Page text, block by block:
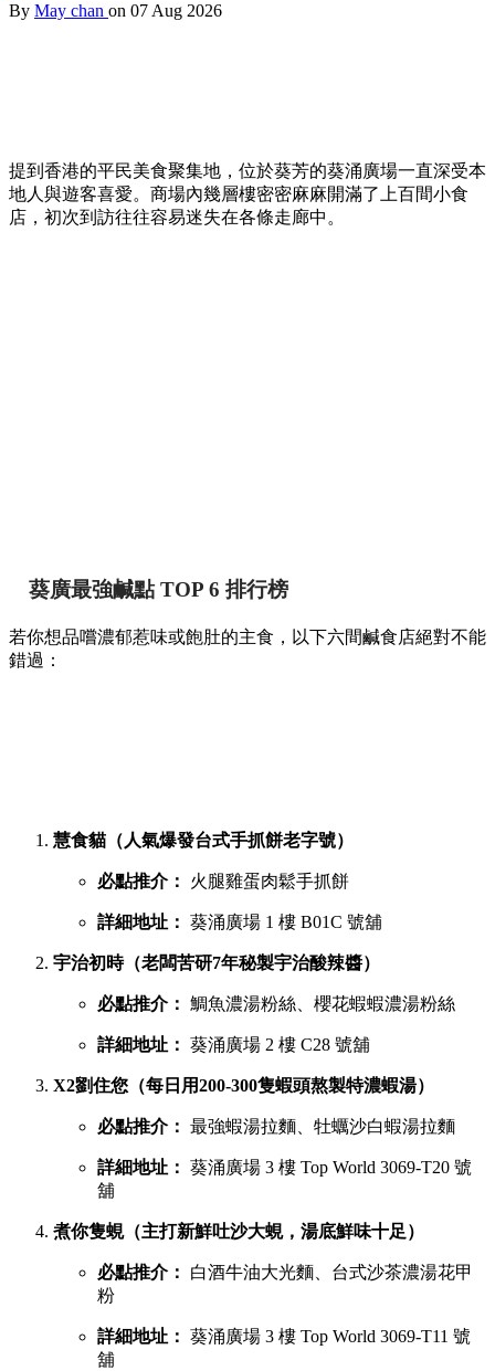
By May chan on 07 Aug 2026
提到香港的平民美食聚集地，位於葵芳的葵涌廣場一直深受本
地人與遊客喜愛。商場內幾層樓密密麻麻開滿了上百間小食
店，初次到訪往往容易迷失在各條走廊中。
葵廣最強鹹點 TOP 6 排行榜
若你想品嚐濃郁惹味或飽肚的主食，以下六間鹹食店絕對不能
錯過：
慧食貓（人氣爆發台式手抓餅老字號）
必點推介： 火腿雞蛋肉鬆手抓餅
詳細地址： 葵涌廣場 1 樓 B01C 號舖
宇治初時（老闆苦研7年秘製宇治酸辣醬）
必點推介： 鯛魚濃湯粉絲、櫻花蝦蝦濃湯粉絲
詳細地址： 葵涌廣場 2 樓 C28 號舖
X2劉住您（每日用200-300隻蝦頭熬製特濃蝦湯）
必點推介： 最強蝦湯拉麵、牡蠣沙白蝦湯拉麵
詳細地址： 葵涌廣場 3 樓 Top World 3069-T20 號
舖
煮你隻蜆（主打新鮮吐沙大蜆，湯底鮮味十足）
必點推介：
白酒牛油大光麵、台式沙茶濃湯花甲
粉
詳細地址： 葵涌廣場 3 樓 Top World 3069-T11 號
舖